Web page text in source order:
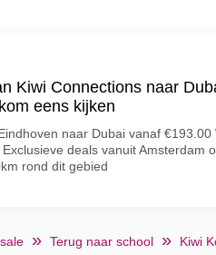
Kiwi Connections naar
eens kijken
naar Dubai vanaf €193.00
deals vanuit Amsterdam
rond dit gebied
Terug naar school Kiwi